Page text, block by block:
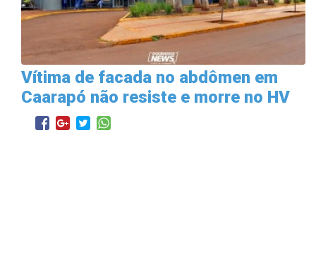
Vítima de facada no abdômen em
Caarapó não resiste e morre no HV